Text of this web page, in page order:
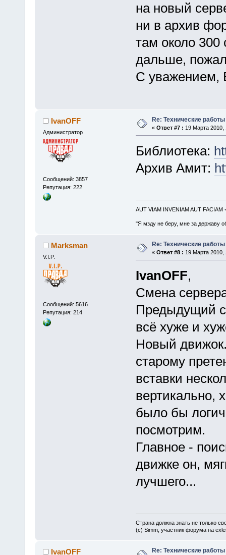
на новый
ни в архив
там около 300
дальше,
С уважением,
IvanOFF
Администратор
Сообщений: 3857
Репутация: 222
Re: Технические
« Ответ #7 : 19 Марта 2010,
Библиотека:
Архив Амит:
AUT VIAM INVENIAM AUT FACIAM
"Я мзду не беру, мне за державу
Marksman
V.I.P.
Сообщений: 5616
Репутация: 214
Re: Технические
« Ответ #8 : 19 Марта 2010,
IvanOFF,
Смена
Предыдущий
всё хуже и
Новый
старому
вставки
вертикально,
было бы
посмотрим.
Главное -
движке он,
лучшего...
Страна должна знать не только
(c) Simm, участник форума на
IvanOFF Re: Технические